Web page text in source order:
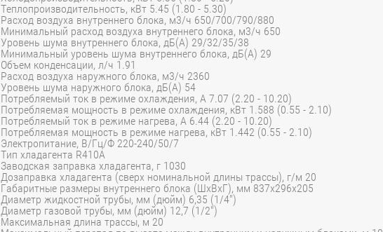
Теплопроизводительность, кВт 5.45 (1.80 - 5.30)
Расход воздуха внутреннего блока, м3/ч 650/700/790/880
Минимальный расход воздуха внутреннего блока, м3/ч 650
Уровень шума внутреннего блока, дБ(А) 29/32/35/38
Минимальный уровень шума внутреннего блока, дБ(А) 29
Объем конденсации, л/ч 1.91
Расход воздуха наружного блока, м3/ч 2360
Уровень шума наружного блока, дБ(А) 54
Потребляемый ток в режиме охлаждения, A 7.07 (2.20 - 10.20)
Потребляемая мощность в режиме охлаждения, кВт 1.588 (0.55 - 2.10)
Потребляемый ток в режиме нагрева, A 6.44 (2.20 - 10.20)
Потребляемая мощность в режиме нагрева, кВт 1.442 (0.55 - 2.10)
Электропитание, В/Гц/Ф 220-240/50/7
Тип хладагента R410A
Заводская заправка хладагента, г 1030
Дозаправка хладагента (сверх номинальной длины трассы), г/м 20
Габаритные размеры внутреннего блока (ШхВхГ), мм 837x296x205
Диаметр жидкостной трубы, мм (дюйм) 6,35 (1/4")
Диаметр газовой трубы, мм (дюйм) 12,7 (1/2")
Максимальная длина трассы, м 20